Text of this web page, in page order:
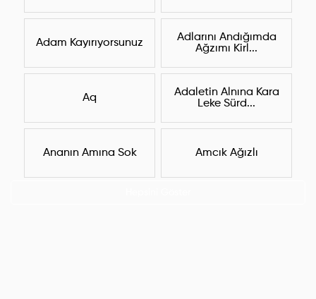
Adam Kayırıyorsunuz
Adlarını Andığımda
Ağzımı Kirl...
Aq
Adaletin Alnına Kara
Leke Sürd...
Ananın Amına Sok Amcık Ağızlı